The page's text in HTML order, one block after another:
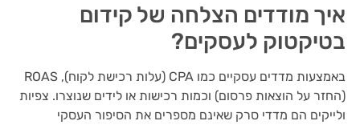
איך מודדים הצלחה של קידום
בטיקטוק לעסקים?
באמצעות מדדים עסקיים כמו CPA (עלות רכישת לקוח), ROAS
(החזר על הוצאות פרסום) וכמות רכישות או לידים שנוצרו. צפיות
ולייקים הם מדדי סרק שאינם מספרים את הסיפור העסקי